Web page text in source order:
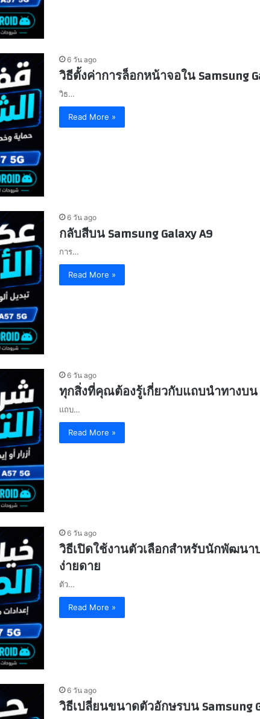
6 วัน ago
วิธีตั้งค่าการล็อกหน้าจอใน Samsung
วิธ…
Read More »
6 วัน ago
กลับสีบน Samsung Galaxy A9
การ…
Read More »
6 วัน ago
ทุกสิ่งที่คุณต้องรู้เกี่ยวกับแถบนำทางบน
แถบ…
Read More »
6 วัน ago
วิธีเปิดใช้งานตัวเลือกสำหรับนักพัฒนา
ง่ายดาย
ตัว…
Read More »
6 วัน ago
วิธีเปลี่ยนขนาดตัวอักษรบน Samsung